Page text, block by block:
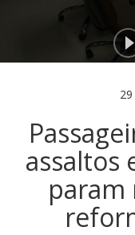
assaltos
param